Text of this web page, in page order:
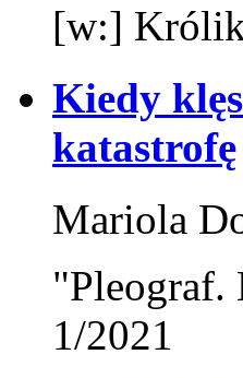
[w:]
Kiedy
katastrofę
Mariola
1/2021